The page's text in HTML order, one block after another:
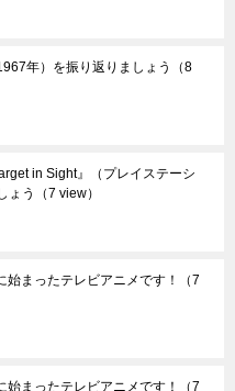
年）を振り返りましょう
（8
in Sight』（プレイステーシ
ょう
（7 view）
まったテレビアニメです！
（7
まったテレビアニメです！ （7